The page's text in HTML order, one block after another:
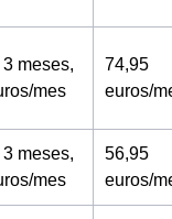
meses,
mes
74,95
euros/
meses,
mes
56,95
euros/